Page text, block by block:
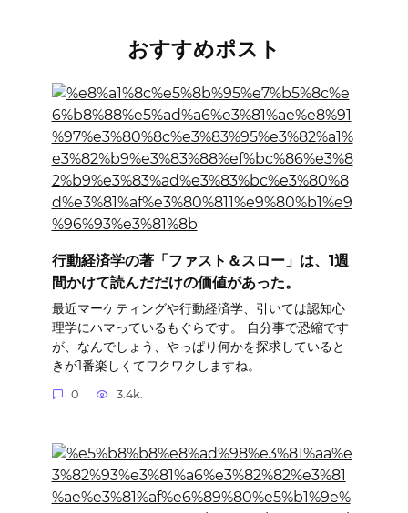
おすすめポスト
行動経済学の著「ファスト＆スロー」は、1週
間かけて読んだだけの価値があった。
最近マーケティングや行動経済学、引いては認知心
理学にハマっているもぐらです。 自分事で恐縮です
が、なんでしょう、やっぱり何かを探求していると
きが1番楽しくてワクワクしますね。
0 3.4k.